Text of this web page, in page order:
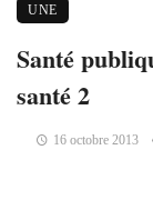
UNE
Santé
santé 2
16 octobre 2013